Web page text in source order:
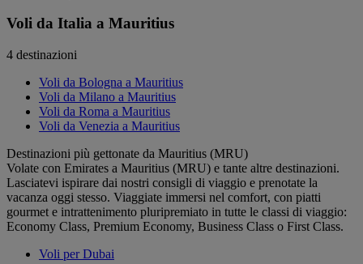
Voli da Italia a Mauritius
4 destinazioni
Voli da Bologna a Mauritius
Voli da Milano a Mauritius
Voli da Roma a Mauritius
Voli da Venezia a Mauritius
Destinazioni più gettonate da Mauritius (MRU)
Volate con Emirates a Mauritius (MRU) e tante altre destinazioni.
Lasciatevi ispirare dai nostri consigli di viaggio e prenotate la
vacanza oggi stesso. Viaggiate immersi nel comfort, con piatti
gourmet e intrattenimento pluripremiato in tutte le classi di viaggio:
Economy Class, Premium Economy, Business Class o First Class.
Voli per Dubai